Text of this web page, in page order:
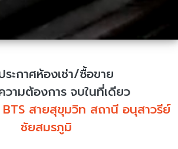
ระกาศห้องเช่า/ซื้อขาย
ามต้องการ จบในที่เดียว
สายสุขุมวิท สถานี อนุสาวรีย์
ชัยสมรภูมิ